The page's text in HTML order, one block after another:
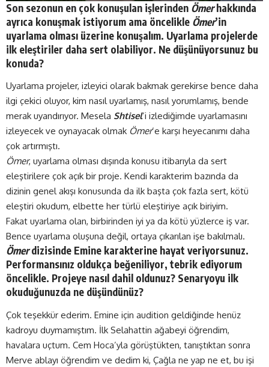
Son sezonun en çok konuşulan işlerinden Ömerhakkında
ayrıca konuşmak istiyorum ama öncelikle Ömer’in
uyarlama olması üzerine konuşalım. Uyarlama projelerde
ilk eleştiriler daha sert olabiliyor. Ne düşünüyorsunuz bu
konuda?
Uyarlama projeler, izleyici olarak bakmak gerekirse bence daha
ilgi çekici oluyor, kim nasıl uyarlamış, nasıl yorumlamış, bende
merak uyandırıyor. Mesela Shtisel’i izlediğimde uyarlamasını
izleyecek ve oynayacak olmak Ömer’e karşı heyecanımı daha
çok artırmıştı.
Ömer, uyarlama olması dışında konusu itibarıyla da sert
eleştirilere çok açık bir proje. Kendi karakterim bazında da
dizinin genel akışı konusunda da ilk başta çok fazla sert, kötü
eleştiri okudum, elbette her türlü eleştiriye açık biriyim.
Fakat uyarlama olan, birbirinden iyi ya da kötü yüzlerce iş var.
Bence uyarlama oluşuna değil, ortaya çıkarılan işe bakılmalı.
Ömerdizisinde Emine karakterine hayat veriyorsunuz.
Performansınız oldukça beğeniliyor, tebrik ediyorum
öncelikle. Projeye nasıl dahil oldunuz? Senaryoyu ilk
okuduğunuzda ne düşündünüz?
Çok teşekkür ederim. Emine için audition geldiğinde henüz
kadroyu duymamıştım. İlk Selahattin ağabeyi öğrendim,
havalara uçtum. Cem Hoca’yla görüştükten, tanıştıktan sonra
Merve ablayı öğrendim ve dedim ki, Çağla ne yap ne et, bu işi